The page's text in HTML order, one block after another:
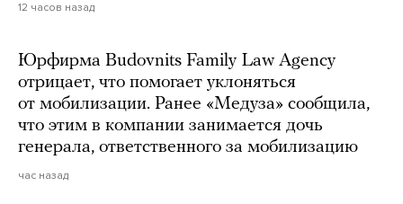
12 часов назад
Юрфирма Budovnits Family Law Agency
отрицает, что помогает уклоняться
от мобилизации. Ранее «Медуза» сообщила,
что этим в компании занимается дочь
генерала, ответственного за мобилизацию
час назад